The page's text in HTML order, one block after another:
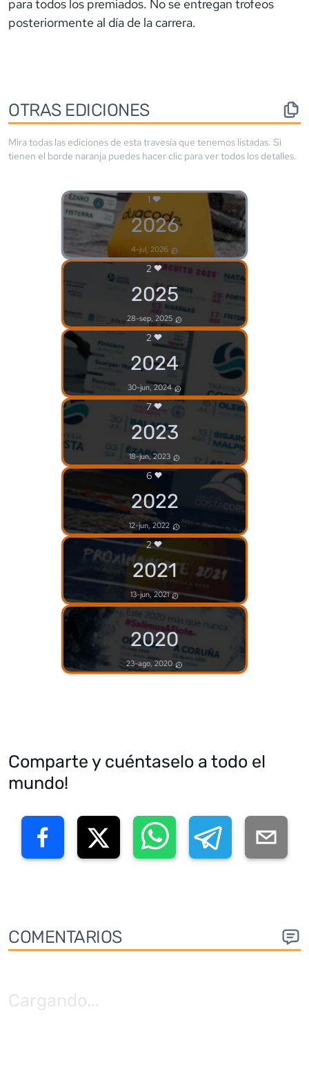
para todos los premiados. No se entregan trofeos
posteriormente al día de la carrera.
OTRAS EDICIONES
Mira todas las ediciones de esta travesía que tenemos listadas. Si
tienen el borde naranja puedes hacer clic para ver todos los detalles.
1
2026
4-jul, 2026
2
2025
28-sep, 2025
2
2024
30-jun, 2024
7
2023
18-jun, 2023
6
2022
12-jun, 2022
2
2021
13-jun, 2021
2020
23-ago, 2020
Comparte y cuéntaselo a todo el
mundo!
COMENTARIOS
Cargando...